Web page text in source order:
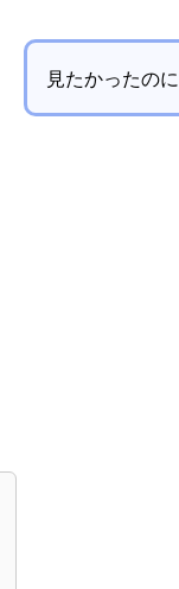
見たかったのに